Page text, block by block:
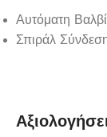
Αυτόματη
Σπιράλ